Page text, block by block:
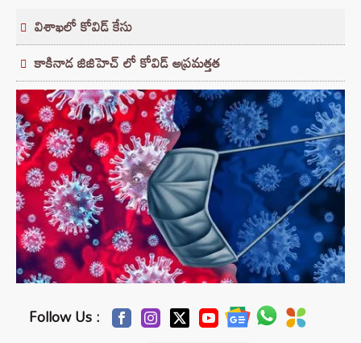
విశాఖలో కోవిడ్ కేసు
కాకినాడ జిజిహెచ్ లో కోవిడ్ అప్రమత్తత
Follow Us :